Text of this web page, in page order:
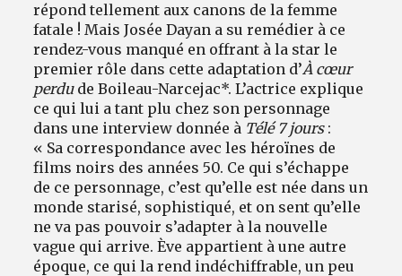
répond tellement aux canons de la femme
fatale ! Mais Josée Dayan a su remédier à ce
rendez-vous manqué en offrant à la star le
premier rôle dans cette adaptation d’À cœur
perdude Boileau-Narcejac*. L’actrice explique
ce qui lui a tant plu chez son personnage
dans une interview donnée à Télé 7 jours:
« Sa correspondance avec les héroïnes de
films noirs des années 50. Ce qui s’échappe
de ce personnage, c’est qu’elle est née dans un
monde starisé, sophistiqué, et on sent qu’elle
ne va pas pouvoir s’adapter à la nouvelle
vague qui arrive. Ève appartient à une autre
époque, ce qui la rend indéchiffrable, un peu